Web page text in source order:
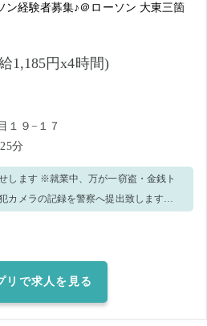
ン経験者募集♪＠ローソン 大東三箇
1,185円x4時間)
１９−１７
分
窃盗・金銭ト
カメラの記録を警察へ提出致します。
あったり、レジ・接客スキルを含め当
場合、その他のお仕事をキャンセルさ
日就業中であっても勤務終了とし、そ
リで求人を見る